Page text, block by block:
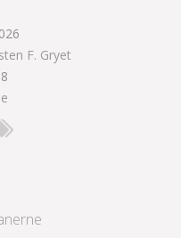
F. Gryet